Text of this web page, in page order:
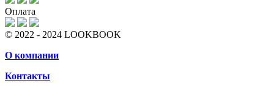
Оплата
© 2022 - 2024 LOOKBOOK
О компании
Контакты